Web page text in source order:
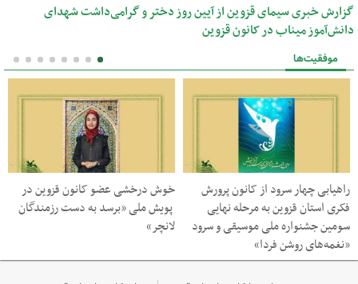
گزارش خبری سیمای قزوین از آیین روز دختر و گرامی‌داشت شهدای
دانش‌آموز میناب در کانون قزوین
موفقیت‌ها
راهیابی چهار سرود از کانون پرورش
فکری استان قزوین به مرحله نهایی
سومین جشنواره ملی موسیقی و سرود
«نغمه‌های روشن فردا»
خوش درخشی عضو کانون قزوین در
پویش ملی «برسد به دست رزمندگان
لانچر»